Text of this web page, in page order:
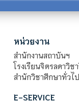
หน่วยงาน
สำนักงานสถาบันฯ
โรงเรียนจิตรลดาวิช
สำนักวิชาศึกษาทั่วไป
E-SERVICE